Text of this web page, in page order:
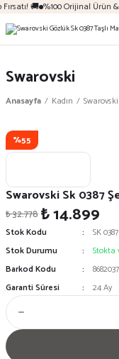
🚚 %100 Orijinal Ürün
Swarovski
Anasayfa Kadın Swarovski
%55
Swarovski Sk 0387
₺ 32.778₺ 14.899
Stok Kodu
SK
Stok Durumu
Stokta
Barkod Kodu
Garanti Süresi
24 Ay